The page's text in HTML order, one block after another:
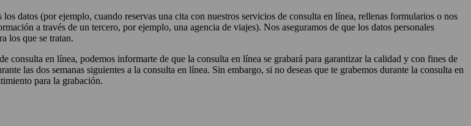
datos (por ejemplo, cuando reservas una cita con nuestros servicios de consulta en línea, rellenas formularios o nos
a través de un tercero, por ejemplo, una agencia de viajes). Nos aseguramos de que los datos personales
los que se tratan.
en línea, podemos informarte de que la consulta en línea se grabará para garantizar la calidad y con fines de
las dos semanas siguientes a la consulta en línea. Sin embargo, si no deseas que te grabemos durante la consulta en
para la grabación.